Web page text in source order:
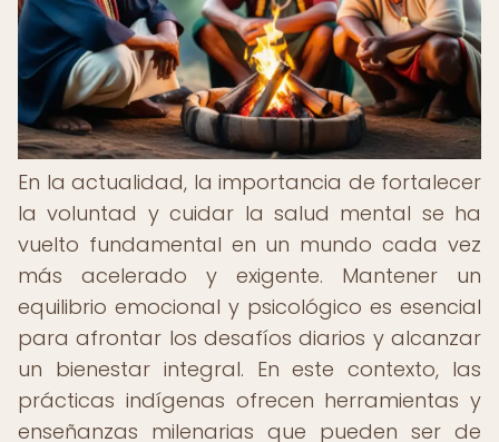
En la actualidad, la importancia de fortalecer
la voluntad y cuidar la salud mental se ha
vuelto fundamental en un mundo cada vez
más acelerado y exigente. Mantener un
equilibrio emocional y psicológico es esencial
para afrontar los desafíos diarios y alcanzar
un bienestar integral. En este contexto, las
prácticas indígenas ofrecen herramientas y
enseñanzas milenarias que pueden ser de